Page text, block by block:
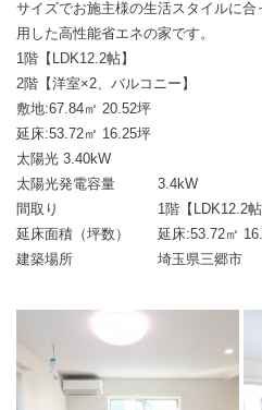
サイズでお施主様の生活スタイルに
用した高性能省エネの家です。
1階【LDK12.2帖】
2階【洋室×2、バルコニー】
敷地:67.84㎡ 20.52坪
延床:53.72㎡ 16.25坪
太陽光 3.40kW
太陽光発電容量
3.4kW
間取り
1階【LDK12.2
延床面積（坪数）
延床:53.72㎡
建築場所
埼玉県三郷市